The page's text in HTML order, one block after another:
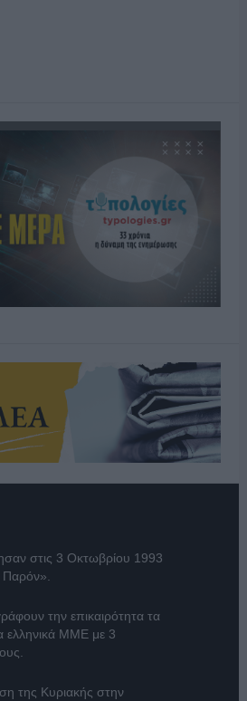
στις 3 Οκτωβρίου 1993
Παρόν».
την επικαιρότητα τα
ελληνικά ΜΜΕ με 3
της Κυριακής στην